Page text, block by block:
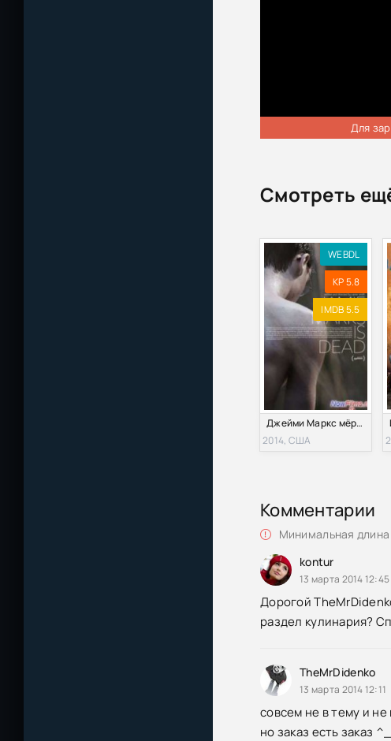
Для
Смотреть
WEBDL
KP 5.8
IMDB 5.5
Джейми Маркс мёртв (2014)
2014, США
Комментарии
Минимальная
kontur
13 марта 2014 12:45
Дорогой
раздел кулинария?
TheMrDidenko
13 марта 2014 12:11
совсем не в тему и не
но заказ есть заказ